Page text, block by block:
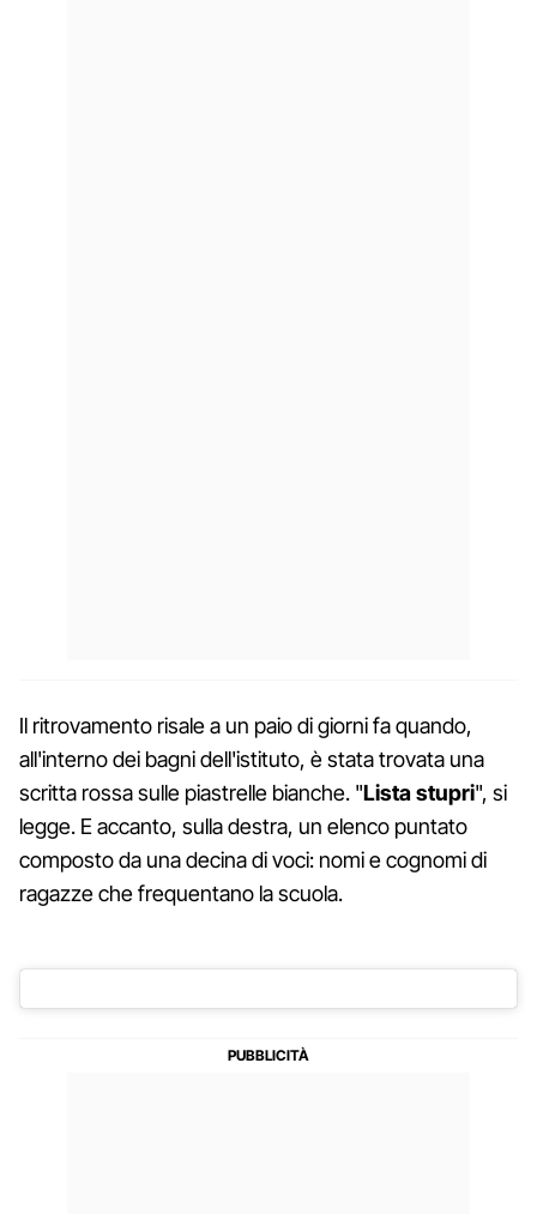
Il ritrovamento risale a un paio di giorni fa quando,
all'interno dei bagni dell'istituto, è stata trovata una
scritta rossa sulle piastrelle bianche. "Lista stupri", si
legge. E accanto, sulla destra, un elenco puntato
composto da una decina di voci: nomi e cognomi di
ragazze che frequentano la scuola.